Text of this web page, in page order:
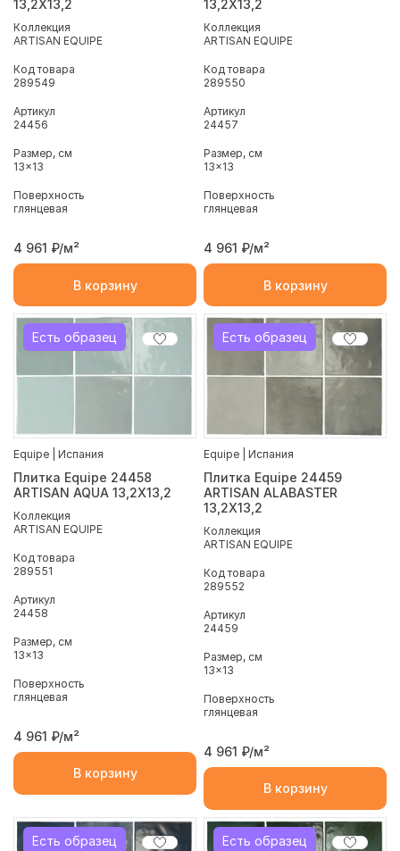
13,2X13,2
Коллекция
ARTISAN EQUIPE
Код товара
289549
Артикул
24456
Размер, см
13x13
Поверхность
глянцевая
4 961 ₽/м²
В корзину
13,2X13,2
Коллекция
ARTISAN EQUIPE
Код товара
289550
Артикул
24457
Размер, см
13x13
Поверхность
глянцевая
4 961 ₽/м²
В корзину
Есть образец
Equipe | Испания
Плитка Equipe 24458
ARTISAN AQUA 13,2X13,2
Коллекция
ARTISAN EQUIPE
Код товара
289551
Артикул
24458
Размер, см
13x13
Поверхность
глянцевая
4 961 ₽/м²
В корзину
Есть образец
Equipe | Испания
Плитка Equipe 24459
ARTISAN ALABASTER
13,2X13,2
Коллекция
ARTISAN EQUIPE
Код товара
289552
Артикул
24459
Размер, см
13x13
Поверхность
глянцевая
4 961 ₽/м²
В корзину
Есть образец Есть образец